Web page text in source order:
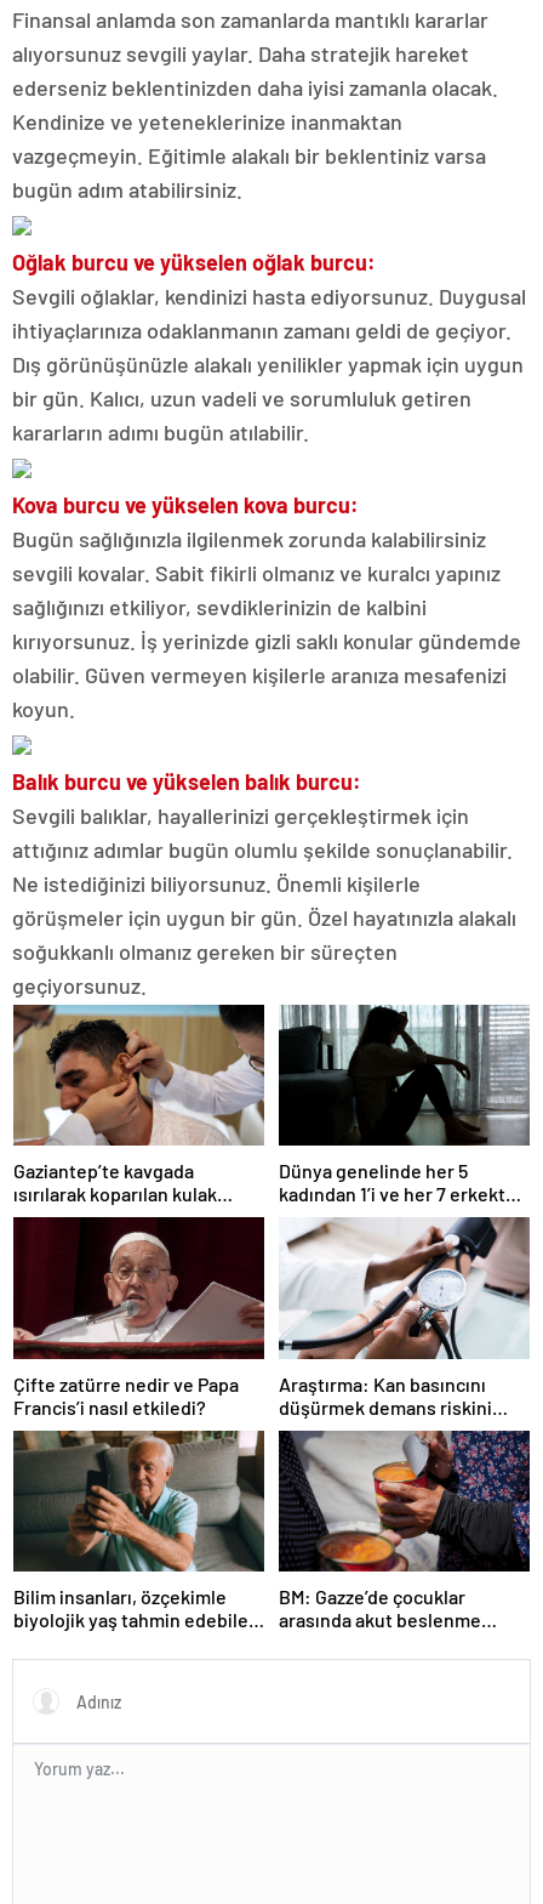
Finansal anlamda son zamanlarda mantıklı kararlar
alıyorsunuz sevgili yaylar. Daha stratejik hareket
ederseniz beklentinizden daha iyisi zamanla olacak.
Kendinize ve yeteneklerinize inanmaktan
vazgeçmeyin. Eğitimle alakalı bir beklentiniz varsa
bugün adım atabilirsiniz.
Oğlak burcu ve yükselen oğlak burcu:
Sevgili oğlaklar, kendinizi hasta ediyorsunuz. Duygusal
ihtiyaçlarınıza odaklanmanın zamanı geldi de geçiyor.
Dış görünüşünüzle alakalı yenilikler yapmak için uygun
bir gün. Kalıcı, uzun vadeli ve sorumluluk getiren
kararların adımı bugün atılabilir.
Kova burcu ve yükselen kova burcu:
Bugün sağlığınızla ilgilenmek zorunda kalabilirsiniz
sevgili kovalar. Sabit fikirli olmanız ve kuralcı yapınız
sağlığınızı etkiliyor, sevdiklerinizin de kalbini
kırıyorsunuz. İş yerinizde gizli saklı konular gündemde
olabilir. Güven vermeyen kişilerle aranıza mesafenizi
koyun.
Balık burcu ve yükselen balık burcu:
Sevgili balıklar, hayallerinizi gerçekleştirmek için
attığınız adımlar bugün olumlu şekilde sonuçlanabilir.
Ne istediğinizi biliyorsunuz. Önemli kişilerle
görüşmeler için uygun bir gün. Özel hayatınızla alakalı
soğukkanlı olmanız gereken bir süreçten
geçiyorsunuz.
Gaziantep’te kavgada
ısırılarak koparılan kulak
memesi yerine dikildi
Dünya genelinde her 5
kadından 1’i ve her 7 erkekten
1’i çocukluğunda cinsel
şiddete uğruyor: Araştırma
Çifte zatürre nedir ve Papa
Francis’i nasıl etkiledi?
Araştırma: Kan basıncını
düşürmek demans riskini
azaltmaya yardımcı oluyor
Bilim insanları, özçekimle
biyolojik yaş tahmin edebilen
BM: Gazze’de çocuklar
arasında akut beslenme